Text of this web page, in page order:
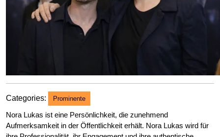
Categories: Prominente
Nora Lukas ist eine Persönlichkeit, die zunehmend
Aufmerksamkeit in der Öffentlichkeit erhält. Nora Lukas wird für